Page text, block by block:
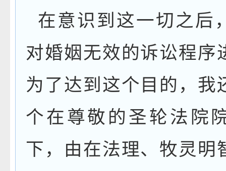
在意识到这一切之后
对婚姻无效的诉讼程序
为了达到这个目的，我
个在尊敬的圣轮法院
下，由在法理、牧灵明